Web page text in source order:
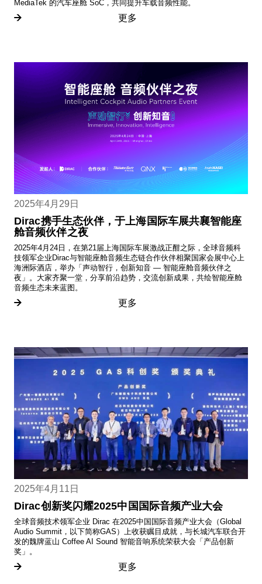
MediaTek 的汽车座舱 SoC，共同提升车载音频性能。
更多
2025年4月29日
Dirac携手生态伙伴，于上海国际车展共襄智能座
舱音频伙伴之夜
2025年4月24日，在第21届上海国际车展激战正酣之际，全球音频科
技领军企业Dirac与智能座舱音频生态链合作伙伴相聚国家会展中心上
海洲际酒店，举办「声动智行，创新知音 — 智能座舱音频伙伴之
夜」。大家齐聚一堂，分享前沿趋势，交流创新成果，共绘智能座舱
音频生态未来蓝图。
更多
2025年4月11日
Dirac创新奖闪耀2025中国国际音频产业大会
全球音频技术领军企业 Dirac 在2025中国国际音频产业大会（Global
Audio Summit，以下简称GAS）上收获瞩目成就，与长城汽车联合开
发的魏牌蓝山 Coffee AI Sound 智能音响系统荣获大会「产品创新
奖」。
更多